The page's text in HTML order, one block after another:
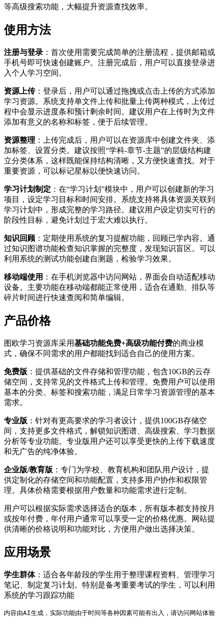
等高级搜索功能，大幅提升资源查找效率。
使用方法
注册与登录 ：首次使用需要完成简单的注册流程，提供邮箱或
手机号即可快速创建账户。注册完成后，用户可以直接登录进
入个人学习空间。
资源上传：登录后，用户可以通过拖拽或点击上传的方式添加
学习资源。系统支持单文件上传和批量上传两种模式，上传过
程中会显示进度条和预计剩余时间。建议用户在上传时为文件
添加有意义的名称和标签，便于后续管理。
资源整理 ：上传完成后，用户可以在资源库中创建文件夹、添
加标签、设置分类。建议按照“学科-章节-主题”的层级结构建
立分类体系，这样既能保持结构清晰，又方便快速查找。对于
重要资源，可以标记星标以便快速访问。
学习计划制定 ：在“学习计划”模块中，用户可以创建新的学习
项目，设定学习目标和时间安排。系统支持将具体资源关联到
学习计划中，形成完整的学习路径。建议用户设定切实可行的
阶段性目标，避免计划过于宏大难以执行。
知识回顾 ：定期使用系统的复习提醒功能，回顾已学内容。通
过知识图谱功能检查知识掌握的完整度，发现知识盲区。可以
利用系统的测试功能创建自测题，检验学习效果。
移动端使用 ：在手机浏览器中访问网站，界面会自动适配移动
设备。主要功能在移动端都能正常使用，适合在通勤、排队等
碎片时间进行快速查阅和简单编辑。
产品价格
图欧学习资源库采用基础功能免费+高级功能付费的商业模
式，确保不同需求的用户都能找到适合自己的使用方案。
免费版 ：提供基础的文件存储和管理功能，包含10GB的云存
储空间，支持常见的文件格式上传和管理。免费用户可以使用
基本的分类、标签和搜索功能，满足日常学习资源管理的基本
需求。
专业版 ：针对有更高要求的学习者设计，提供100GB存储空
间，支持更多文件格式，解锁知识图谱、高级搜索、学习数据
分析等专业功能。专业版用户还可以享受更快的上传下载速度
和无广告的纯净体验。
企业版/教育版 ：专门为学校、教育机构和团队用户设计，提
供定制化的存储空间和功能配置，支持多用户协作和权限管
理。具体价格需要根据用户数量和功能需求进行定制。
用户可以根据实际需求选择适合的版本，所有版本都支持按月
或按年付费，年付用户通常可以享受一定的价格优惠。网站提
供清晰的价格说明和功能对比，方便用户做出选择决策。
应用场景
学生群体：适合各年龄段的学生用于整理课程资料、管理学习
笔记、制定复习计划。特别是备考重要考试的学生，可以利用
系统的学习跟踪功能
内容由AI生成，实际功能由于时间等各种因素可能有出入，请访问网站体验